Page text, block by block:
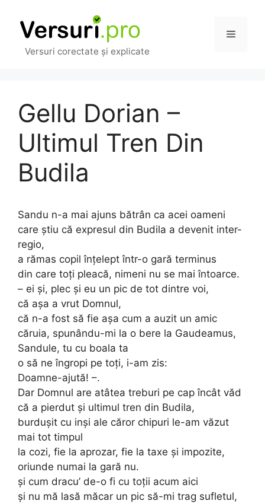
conținut
Versuri corectate și explicate
Meniu
Gellu Dorian –
Ultimul Tren Din
Budila
Sandu n-a mai ajuns bătrân ca acei oameni
care ştiu că expresul din Budila a devenit inter-
regio,
a rămas copil înţelept într-o gară terminus
din care toţi pleacă, nimeni nu se mai întoarce.
– ei şi, plec şi eu un pic de tot dintre voi,
că aşa a vrut Domnul,
că n-a fost să fie aşa cum a auzit un amic
căruia, spunându-mi la o bere la Gaudeamus,
Sandule, tu cu boala ta
o să ne îngropi pe toţi, i-am zis:
Doamne-ajută! –.
Dar Domnul are atâtea treburi pe cap încât văd
că a pierdut şi ultimul tren din Budila,
burduşit cu inşi ale căror chipuri le-am văzut
mai tot timpul
la cozi, fie la aprozar, fie la taxe şi impozite,
oriunde numai la gară nu.
şi cum dracu’ de-o fi cu toţii acum aici
şi nu mă lasă măcar un pic să-mi trag sufletul,